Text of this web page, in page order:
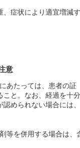
症状により適宜増減す
意
あたっては、患者の証
こと。なお、経過を十
認められない場合には
等を併用する場合は、